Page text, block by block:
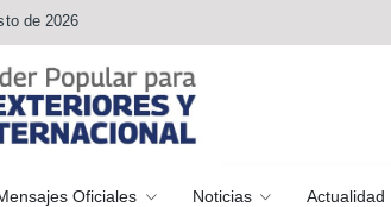
de 2026
Oficiales Noticias Actualidad